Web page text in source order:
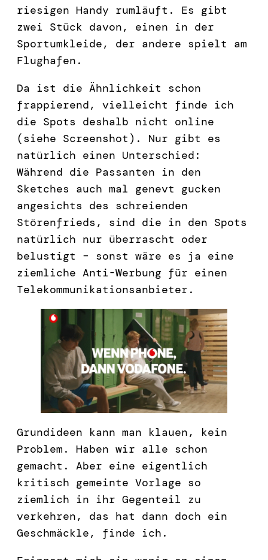
riesigen Handy rumläuft. Es gibt
zwei Stück davon, einen in der
Sportumkleide, der andere spielt am
Flughafen.
Da ist die Ähnlichkeit schon
frappierend, vielleicht finde ich
die Spots deshalb nicht online
(siehe Screenshot). Nur gibt es
natürlich einen Unterschied:
Während die Passanten in den
Sketches auch mal genevt gucken
angesichts des schreienden
Störenfrieds, sind die in den Spots
natürlich nur überrascht oder
belustigt – sonst wäre es ja eine
ziemliche Anti-Werbung für einen
Telekommunikationsanbieter.
Grundideen kann man klauen, kein
Problem. Haben wir alle schon
gemacht. Aber eine eigentlich
kritisch gemeinte Vorlage so
ziemlich in ihr Gegenteil zu
verkehren, das hat dann doch ein
Geschmäckle, finde ich.